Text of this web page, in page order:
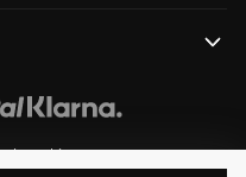
de cookies